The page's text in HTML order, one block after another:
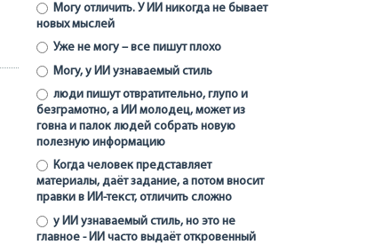
Могу отличить. У ИИ никогда не бывает
новых мыслей
Уже не могу – все пишут плохо
Могу, у ИИ узнаваемый стиль
люди пишут отвратительно, глупо и
безграмотно, а ИИ молодец, может из
говна и палок людей собрать новую
полезную информацию
Когда человек представляет
материалы, даёт задание, а потом вносит
правки в ИИ-текст, отличить сложно
у ИИ узнаваемый стиль, но это не
главное - ИИ часто выдаёт откровенный